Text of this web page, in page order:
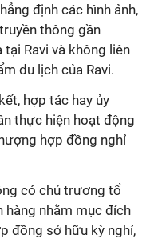
định các hình ảnh,
thông gần
Ravi và không liên
du lịch của Ravi.
hợp tác hay ủy
thực hiện hoạt động
hợp đồng nghỉ
có chủ trương tổ
nhằm mục đích
đồng sở hữu kỳ nghỉ,